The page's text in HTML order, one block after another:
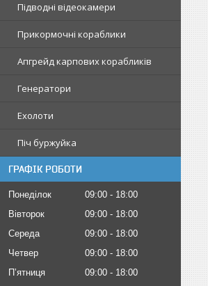
Підводні відеокамери
Прикормочні кораблики
Апгрейд карпових корабликів
Генератори
Ехолоти
Піч буржуйка
ГРАФІК РОБОТИ
Понеділок 09:00
18:00
Вівторок
09:00
18:00
Середа
09:00
18:00
Четвер
09:00
18:00
Пʼятниця
09:00
18:00